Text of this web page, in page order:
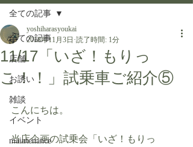
全ての記事
店舗
お誘い
雑談
イベント
maintenance
全ての記事
11/17「いざ！もりっ
こ！！」試乗車ご紹介⑤
yoshiharasyoukai
2018年11月3日 読了時間: 1分
こんにちは。
当店企画の試乗会「いざ！もりっ